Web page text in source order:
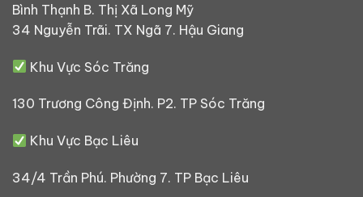
Bình Thạnh B. Thị Xã Long Mỹ
34 Nguyễn Trãi. TX Ngã 7. Hậu Giang
Khu Vực Sóc Trăng
130 Trương Công Định. P2. TP Sóc Trăng
Khu Vực Bạc Liêu
34/4 Trần Phú. Phường 7. TP Bạc Liêu